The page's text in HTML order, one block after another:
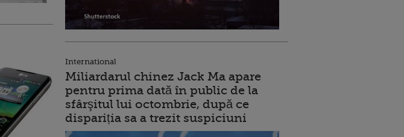
International
Miliardarul chinez Jack Ma apare
pentru prima dată în public de la
sfârşitul lui octombrie, după ce
dispariția sa a trezit suspiciuni